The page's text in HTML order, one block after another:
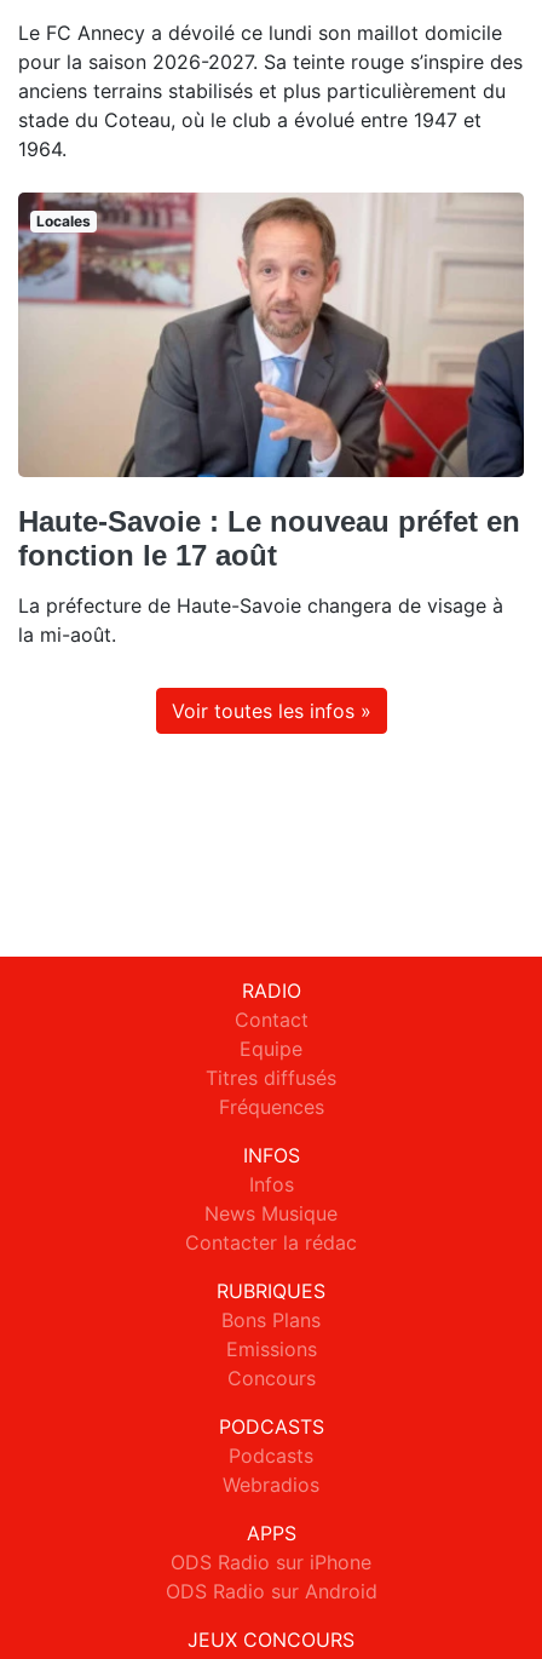
Le FC Annecy a dévoilé ce lundi son maillot domicile
pour la saison 2026-2027. Sa teinte rouge s’inspire des
anciens terrains stabilisés et plus particulièrement du
stade du Coteau, où le club a évolué entre 1947 et
1964.
Locales
Haute-Savoie : Le nouveau préfet en
fonction le 17 août
La préfecture de Haute-Savoie changera de visage à
la mi-août.
Voir toutes les infos »
RADIO
Contact
Equipe
Titres diffusés
Fréquences
INFOS
Infos
News Musique
Contacter la rédac
RUBRIQUES
Bons Plans
Emissions
Concours
PODCASTS
Podcasts
Webradios
APPS
ODS Radio sur iPhone
ODS Radio sur Android
JEUX CONCOURS